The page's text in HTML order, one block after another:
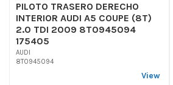
PILOTO TRASERO DERECHO
INTERIOR AUDI A5 COUPE (8T)
2.0 TDI 2009 8T0945094
175405
AUDI
8T0945094
View